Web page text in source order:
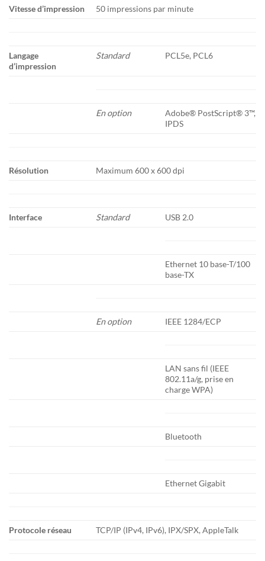
Vitesse d’impression 50 impressions par minute
Langage
d’impression
Standard PCL5e, PCL6
En option
Adobe® PostScript® 3™,
IPDS
Résolution Maximum 600 x 600 dpi
Interface Standard USB 2.0
Ethernet 10 base-T/100
base-TX
En option IEEE 1284/ECP
LAN sans fil (IEEE
802.11a/g, prise en
charge WPA)
Bluetooth
Ethernet Gigabit
Protocole réseau TCP/IP (IPv4, IPv6), IPX/SPX, AppleTalk